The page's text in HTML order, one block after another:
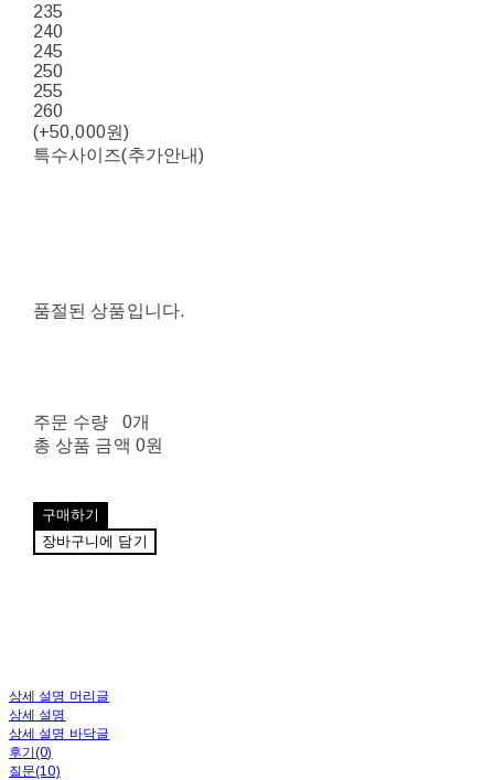
235
240
245
250
255
260
(+50,000원)
특수사이즈(추가안내)
품절된 상품입니다.
주문 수량
0개
총 상품 금액 0원
구매하기
장바구니에 담기
상세 설명 머리글
상세 설명
상세 설명 바닥글
후기(0)
질문(10)